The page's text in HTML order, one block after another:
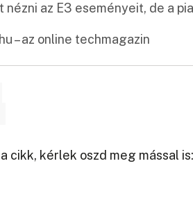
nézni az E3 eseményeit, de a
– az online techmagazin
cikk, kérlek oszd meg mással is: